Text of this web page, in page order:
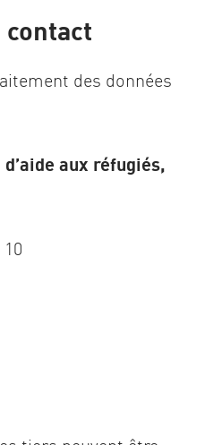
contact
des données
aux réfugiés,